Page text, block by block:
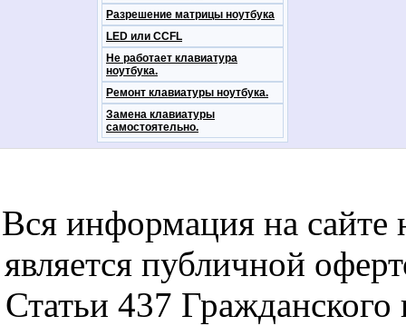
Разрешение матрицы ноутбука
LED или CCFL
Не работает клавиатура
ноутбука.
Ремонт клавиатуры ноутбука.
Замена клавиатуры
самостоятельно.
Вся информация на сайте
является публичной
Статьи 437